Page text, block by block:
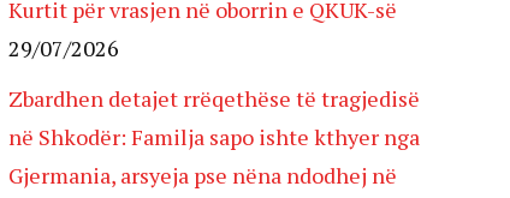
Kurtit për vrasjen në oborrin e QKUK-së
29/07/2026
Zbardhen detajet rrëqethëse të tragjedisë
në Shkodër: Familja sapo ishte kthyer nga
Gjermania, arsyeja pse nëna ndodhej në